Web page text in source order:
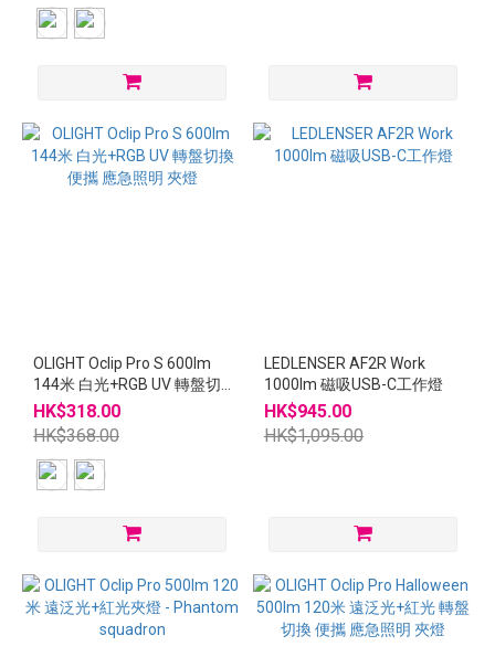
OLIGHT Oclip Pro S 600lm
144米 白光+RGB UV 轉盤切
換 便攜 應急照明 夾燈
HK$318.00
HK$368.00
LEDLENSER AF2R Work
1000lm 磁吸USB-C工作燈
HK$945.00
HK$1,095.00